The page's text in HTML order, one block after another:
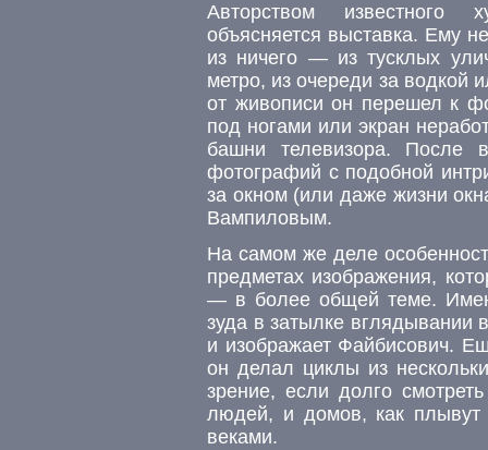
Авторством известного
объясняется выставка. Ему
из ничего — из тусклых
метро, из очереди за водкой
от живописи он перешел к
под ногами или экран
башни телевизора. После
фотографий с подобной
за окном (или даже жизни
Вампиловым.
На самом же деле
предметах изображения,
— в более общей теме.
зуда в затылке вглядывании
и изображает Файбисович.
он делал циклы из
зрение, если долго
людей, и домов, как плывут
веками.